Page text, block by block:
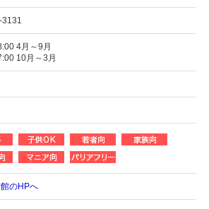
3131
4月～9月
10月～3月
のHPへ